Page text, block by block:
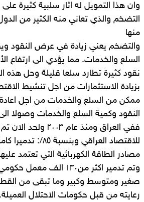
وان هذا التمويل له اثار سلبية كثيرة
التضخم والذي تعاني منه الكثير من
منها
والتضخم يعني زيادة في عرض النقود
السلع والخدمات. مما يؤدي الى ارتفاع
نقود كثيرة تطارد سلعا قليلة وحل هذه
بزيادة الاستثمارات من اجل تنشيط
ممكن من السلع والخدمات من اجل
النقود وكمية السلع والخدمات وصولا
ففي العراق ومنذ عام
للاقتصاد العراقي
مصادر الطاقة الكهربائية التي تعتمد
وتم تدمير اكثر من١٣٠
صغير ومتوسط وكبير وما تبقى من
رعايته من قبل حكومات الاحتلال العميلة.